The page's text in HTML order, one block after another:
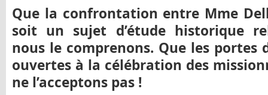
Que la confrontation entre Mme
soit un sujet d’étude historique
nous le comprenons. Que les portes
ouvertes à la célébration des
ne l’acceptons pas !